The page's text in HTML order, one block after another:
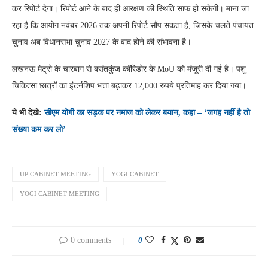
कर रिपोर्ट देगा। रिपोर्ट आने के बाद ही आरक्षण की स्थिति साफ हो सकेगी। माना जा
रहा है कि आयोग नवंबर 2026 तक अपनी रिपोर्ट सौंप सकता है, जिसके चलते पंचायत
चुनाव अब विधानसभा चुनाव 2027 के बाद होने की संभावना है।
लखनऊ मेट्रो के चारबाग से बसंतकुंज कॉरिडोर के MoU को मंजूरी दी गई है। पशु
चिकित्सा छात्रों का इंटर्नशिप भत्ता बढ़ाकर 12,000 रुपये प्रतिमाह कर दिया गया।
ये भी देखे:सीएम योगी का सड़क पर नमाज को लेकर बयान, कहा – ‘जगह नहीं है तो
संख्या कम कर लो’
UP CABINET MEETING YOGI CABINET
YOGI CABINET MEETING
0 comments 0